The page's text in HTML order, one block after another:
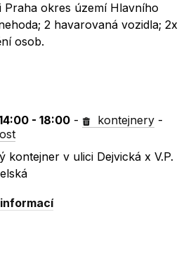
Praha okres území Hlavního
2 havarovaná vozidla; 2x
osob.
- 18:00 - kontejnery -
kontejner v ulici Dejvická x V.P.